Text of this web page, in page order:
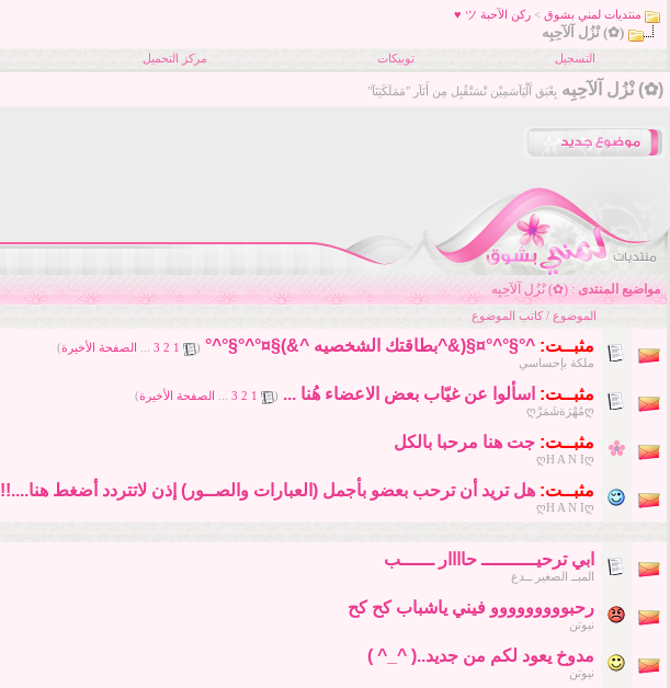
منتديات لمني بشوق > ركن الآحبة ツ ♥
(✿) نْزُل آلآحِبِه
التسجيل توبيكات مركز التحميل
(✿) نْزُل آلآحِبِه بِعْبَق آَلْيَآسَمِيْن نْسَتْقُبِل مِن أَنَآر "مَمَلَكَتِنَآ"
مواضيع المنتدى : (✿) نْزُل آلآحِبِه
الموضوع /كاتب الموضوع
مثبــت: ^°§°^°¤§(&^بطاقتك الشخصيه ^&)§¤°^°§°^° (
1
2
3 الصفحة الأخيرة)
ملكة بإحساسي
مثبــت: اسألوا عن غيّاب بعض الاعضاء هُنا ... (
1
2
3 الصفحة الأخيرة)
ღمُهْرَةشَمَرْღ
مثبــت: جت هنا مرحبا بالكل
ღH A N Iღ
مثبــت: هل تريد أن ترحب بعضو بأجمل (العبارات والصــور) إذن لاتتردد أضغط هنا....!!
ღH A N Iღ
ابي ترحيــــــــــ حاااار ــــــب
المبــ الصغير ــدع
رحبووووووووو فيني ياشباب كح كح
نيوتن
مدوخ يعود لكم من جديد..( ^_^ )
نيوتن